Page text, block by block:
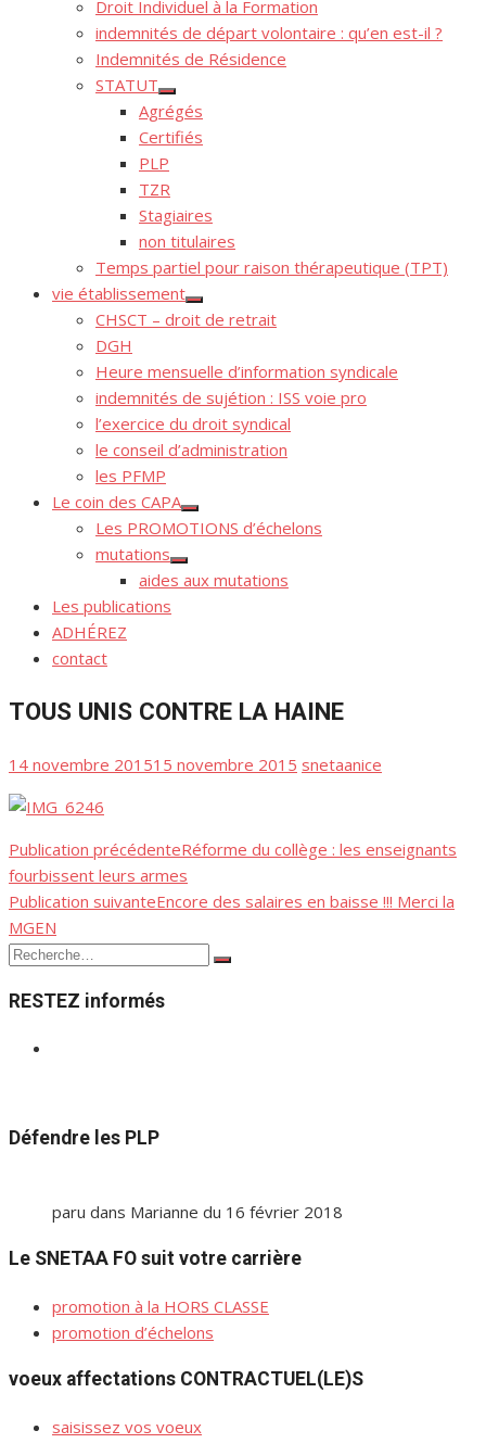
Droit Individuel à la Formation
indemnités de départ volontaire : qu’en est-il ?
Indemnités de Résidence
STATUT
Afficher
le
sous-
menu
Agrégés
Certifiés
PLP
TZR
Stagiaires
non titulaires
Temps partiel pour raison thérapeutique (TPT)
vie établissement
Afficher
le
CHSCT – droit de retrait
DGH
Heure mensuelle d’information syndicale
indemnités de sujétion : ISS voie pro
l’exercice du droit syndical
le conseil d’administration
les PFMP
Le coin des CAPA
Afficher
le
Les PROMOTIONS d’échelons
mutations
Afficher
le
aides aux mutations
Les publications
ADHÉREZ
contact
TOUS UNIS CONTRE LA HAINE
Publié
le
14 novembre 201515 novembre 2015 Auteur/autrice
snetaanice
Navigation
de
l’article
Publication précédenteRéforme du collège : les enseignants
fourbissent leurs armes
Publication suivanteEncore des salaires en baisse !!! Merci la
MGEN
Recherche
Rechercher
RESTEZ informés
Défendre les PLP
paru dans Marianne du 16 février 2018
Le SNETAA FO suit votre carrière
promotion à la HORS CLASSE
promotion d’échelons
voeux affectations CONTRACTUEL(LE)S
saisissez vos voeux